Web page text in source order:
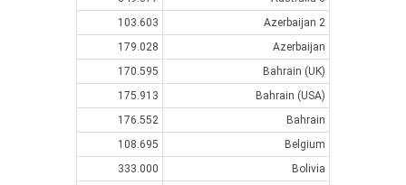
Azerbaijan 2
103.603
Azerbaijan
179.028
Bahrain (UK)
170.595
Bahrain (USA)
175.913
Bahrain
176.552
Belgium
108.695
Bolivia
333.000